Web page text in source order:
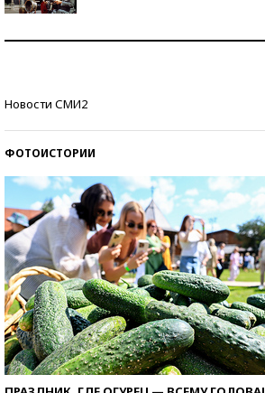
Новости СМИ2
ФОТОИСТОРИИ